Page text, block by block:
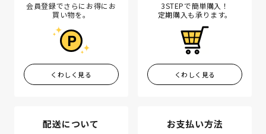
会員登録でさらにお得にお
買い物を。
くわしく見る
3STEPで簡単購入！
定期購入も承ります。
くわしく見る
配送について お支払い方法